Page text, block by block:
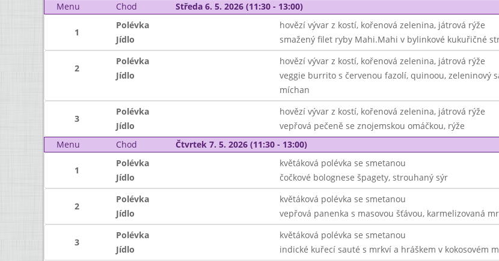
Menu
Chod Středa 6. 5. 2026 (11:30 - 13:00)
1
Polévka hovězí vývar z kostí, kořenová zelenina, játrová rýže
Jídlo
smažený filet ryby Mahi.Mahi v bylinkové kukuřičné
2
Polévka hovězí vývar z kostí, kořenová zelenina, játrová rýže
Jídlo
veggie burrito s červenou fazolí, quinoou, zeleninový
míchan
3
Polévka hovězí vývar z kostí, kořenová zelenina, játrová rýže
Jídlo
vepřová pečeně se znojemskou omáčkou, rýže
Menu
Chod Čtvrtek 7. 5. 2026 (11:30 - 13:00)
1
Polévka květáková polévka se smetanou
Jídlo
čočkové bolognese špagety, strouhaný sýr
2
Polévka květáková polévka se smetanou
Jídlo
vepřová panenka s masovou šťávou, karmelizovaná
3
Polévka květáková polévka se smetanou
Jídlo
indické kuřecí sauté s mrkví a hráškem v kokosovém